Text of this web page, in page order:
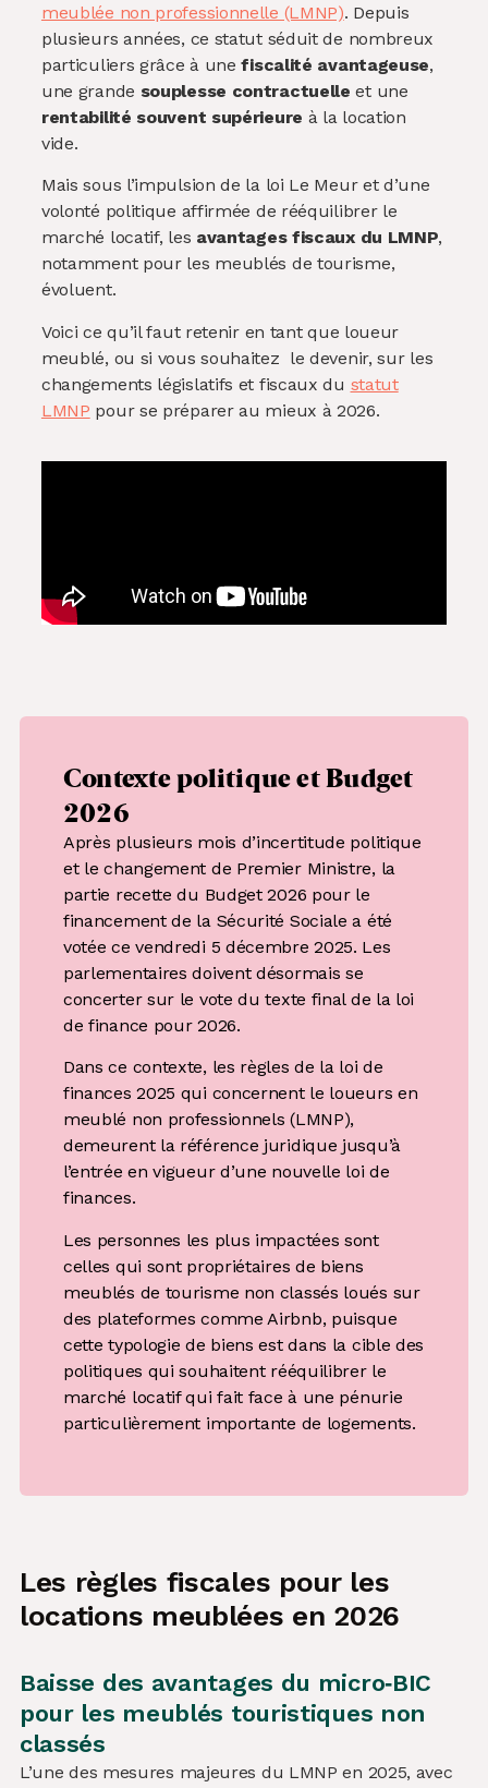
meublée non professionnelle (LMNP). Depuis
plusieurs années, ce statut séduit de nombreux
particuliers grâce à unefiscalité avantageuse,
une grande souplesse contractuelle et une
rentabilité souvent supérieure à la location
vide.
Mais sous l’impulsion de la loi Le Meur et d’une
volonté politique affirmée de rééquilibrer le
marché locatif, les avantages fiscaux du LMNP,
notamment pour les meublés de tourisme,
évoluent.
Voici ce qu’il faut retenir en tant que loueur
meublé, ou si vous souhaitez le devenir, sur les
changements législatifs et fiscaux du statut
LMNP pour se préparer au mieux à 2026.
Contexte politique et Budget
2026
Après plusieurs mois d’incertitude politique
et le changement de Premier Ministre, la
partie recette du Budget 2026 pour le
financement de la Sécurité Sociale a été
votée ce vendredi 5 décembre 2025. Les
parlementaires doivent désormais se
concerter sur le vote du texte final de la loi
de finance pour 2026.
Dans ce contexte, les règles de la loi de
finances 2025 qui concernent le loueurs en
meublé non professionnels (LMNP),
demeurent la référence juridique jusqu’à
l’entrée en vigueur d’une nouvelle loi de
finances.
Les personnes les plus impactées sont
celles qui sont propriétaires de biens
meublés de tourisme non classés loués sur
des plateformes comme Airbnb, puisque
cette typologie de biens est dans la cible des
politiques qui souhaitent rééquilibrer le
marché locatif qui fait face à une pénurie
particulièrement importante de logements.
Les règles fiscales pour les
locations meublées en 2026
Baisse des avantages du micro‑BIC
pour les meublés touristiques non
classés
L’une des mesures majeures du LMNP en 2025, avec